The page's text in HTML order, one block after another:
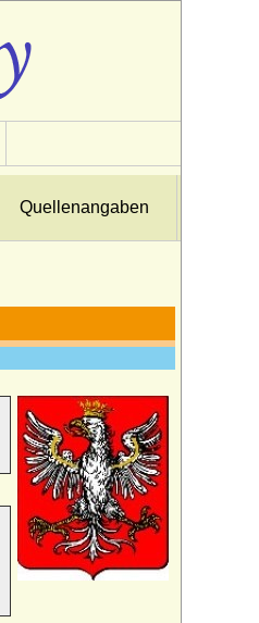
Quellenangaben